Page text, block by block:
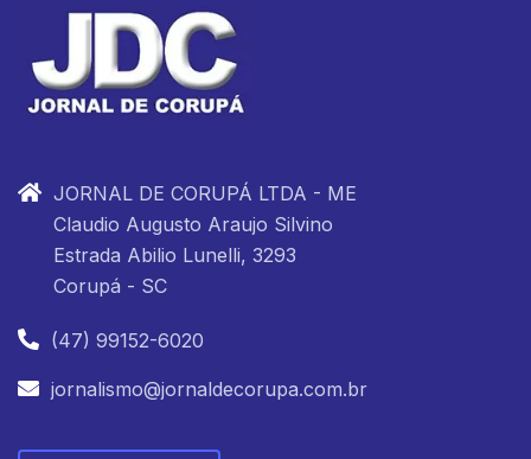
JORNAL DE CORUPÁ LTDA - ME
Claudio Augusto Araujo Silvino
Estrada Abilio Lunelli, 3293
Corupá - SC
(47) 99152-6020
jornalismo@jornaldecorupa.com.br